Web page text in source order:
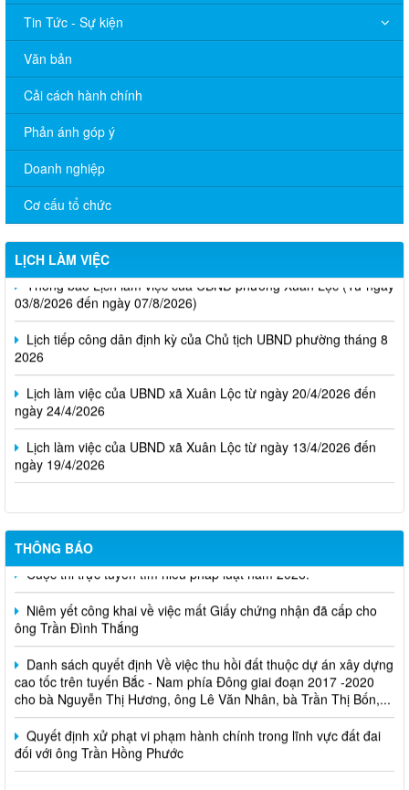
Tin Tức - Sự kiện
Văn bản
Cải cách hành chính
Phản ánh góp ý
Doanh nghiệp
Cơ cấu tổ chức
LỊCH LÀM VIỆC
Thông báo Lịch làm việc của UBND phường Xuân Lộc (Từ ngày
03/8/2026 đến ngày 07/8/2026)
Lịch tiếp công dân định kỳ của Chủ tịch UBND phường tháng 8
2026
Lịch làm việc của UBND xã Xuân Lộc từ ngày 20/4/2026 đến
ngày 24/4/2026
Lịch làm việc của UBND xã Xuân Lộc từ ngày 13/4/2026 đến
ngày 19/4/2026
THÔNG BÁO
Cuộc thi trực tuyến tìm hiểu pháp luật năm 2026.
Niêm yết công khai về việc mất Giấy chứng nhận đã cấp cho
ông Trần Đình Thắng
Danh sách quyết định Về việc thu hồi đất thuộc dự án xây dựng
cao tốc trên tuyến Bắc - Nam phía Đông giai đoạn 2017 -2020
cho bà Nguyễn Thị Hương, ông Lê Văn Nhân, bà Trần Thị Bốn,...
Quyết định xử phạt vi phạm hành chính trong lĩnh vực đất đai
đối với ông Trần Hồng Phước